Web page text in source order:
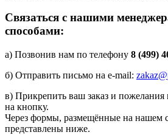
Связаться с нашими
способами:
а) Позвонив нам по телефону 8 (499)
б) Отправить письмо на e-mail:
в) Прикрепить ваш заказ и пожелания
на кнопку.
Через формы, размещённые на нашем
представлены ниже.